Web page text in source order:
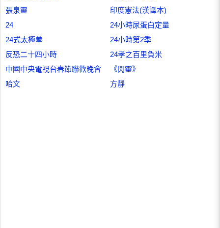
張泉靈
印度憲法(漢譯本)
24
24小時尿蛋白定量
24式太極拳
24小時第2季
反恐二十四小時
24孝之百里負米
中國中央電視台春節聯歡晚會
《閃靈》
哈文
方靜